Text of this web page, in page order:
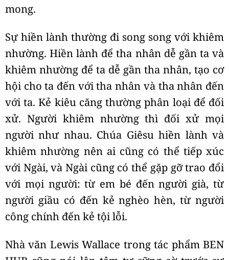
mong.
Sự hiền lành thường đi song song với khiêm
nhường. Hiền lành để tha nhân dễ gần ta và
khiêm nhường để ta dễ gần tha nhân, tạo cơ
hội cho ta đến với tha nhân và tha nhân đến
với ta. Kẻ kiêu căng thường phân loại để đối
xử. Người khiêm nhường thì đối xử mọi
người như nhau. Chúa Giêsu hiền lành và
khiêm nhường nên ai cũng có thể tiếp xúc
với Ngài, và Ngài cũng có thể gặp gỡ trao đổi
với mọi người: từ em bé đến người già, từ
người giầu có đến kẻ nghèo hèn, từ người
công chính đến kẻ tội lỗi.
Nhà văn Lewis Wallace trong tác phẩm BEN